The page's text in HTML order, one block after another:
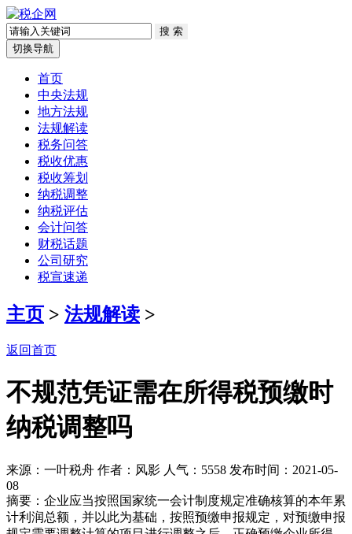
切换导航
首页
中央法规
地方法规
法规解读
税务问答
税收优惠
税收筹划
纳税调整
纳税评估
会计问答
财税话题
公司研究
税宣速递
主页 > 法规解读 >
返回首页
不规范凭证需在所得税预缴时
纳税调整吗
来源：一叶税舟 作者：风影 人气： 5558 发布时间：2021-05-
08
摘要：企业应当按照国家统一会计制度规定准确核算的本年累
计利润总额，并以此为基础，按照预缴申报规定，对预缴申报